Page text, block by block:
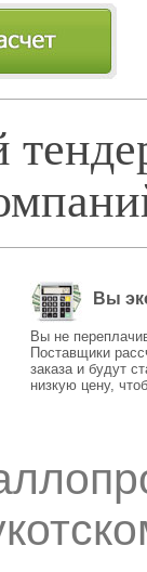
Вы
Вы не
Поставщики
заказа и будут
низкую цену,